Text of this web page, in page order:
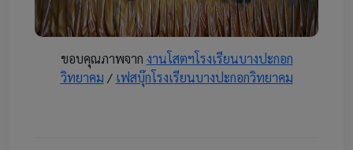
ขอบคุณภาพจาก งานโสตฯโรงเรียนบางปะกอก
วิทยาคม / เฟสบุ๊กโรงเรียนบางปะกอกวิทยาคม